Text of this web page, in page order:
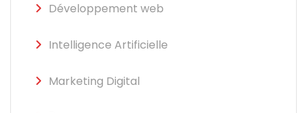
Développement web
Intelligence Artificielle
Marketing Digital